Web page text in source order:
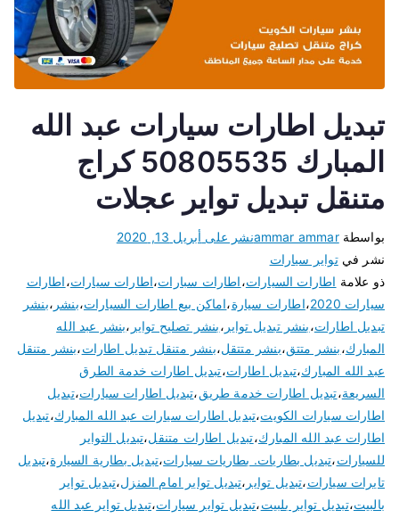
تبديل اطارات سيارات عبد الله
المبارك 50805535 كراج
متنقل تبديل تواير عجلات
بواسطةammar ammarنشر على أبريل 13, 2020
نشر فيتواير سيارات
ذو علامة اطارات السيارات،اطارات سبارات،اطارات سيارات،اطارات
سيارات 2020
،اطارات سيارة،اماكن بيع اطارات السيارات،بنشر ،بنشر
تبديل اطارات،بنشر تبديل تواير ،بنشر تصليح تواير ،بنشر عبد الله
المبارك،بنشر متتق،بنشر متتقل،بنشر متنقل تبديل اطارات،بنشر متنقل
عبد الله المبارك،تبديل اطارات،تبديل اطارات خدمة الطرق
السريعة،تبديل اطارات خدمة طريق،تبديل اطارات سيارات،تبديل
اطارات سيارات الكويت،تبديل اطارات سيارات عبد الله المبارك،تبديل
اطارات عبد الله المبارك،تبديل اطارات متنقل،تبديل التواير
للسيارات،تبديل بطاريات. بطاريات سيارات،تبديل بطارية السيارة،تبديل
تايرات سيارات،تبديل تواير ،تبديل تواير امام المنزل،تبديل تواير
بالبيت،تبديل تواير بلبيت،تبديل تواير سيارات،تبديل تواير عبد الله